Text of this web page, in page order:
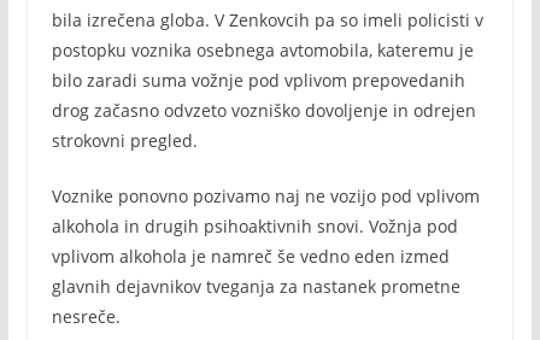
bila izrečena globa. V Zenkovcih pa so imeli policisti v
postopku voznika osebnega avtomobila, kateremu je
bilo zaradi suma vožnje pod vplivom prepovedanih
drog začasno odvzeto vozniško dovoljenje in odrejen
strokovni pregled.
Voznike ponovno pozivamo naj ne vozijo pod vplivom
alkohola in drugih psihoaktivnih snovi. Vožnja pod
vplivom alkohola je namreč še vedno eden izmed
glavnih dejavnikov tveganja za nastanek prometne
nesreče.